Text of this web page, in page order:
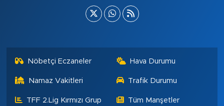
Nöbetçi Eczaneler Hava Durumu
Namaz Vakitleri Trafik Durumu
TFF 2.Lig Kırmızı Grup Tüm Manşetler